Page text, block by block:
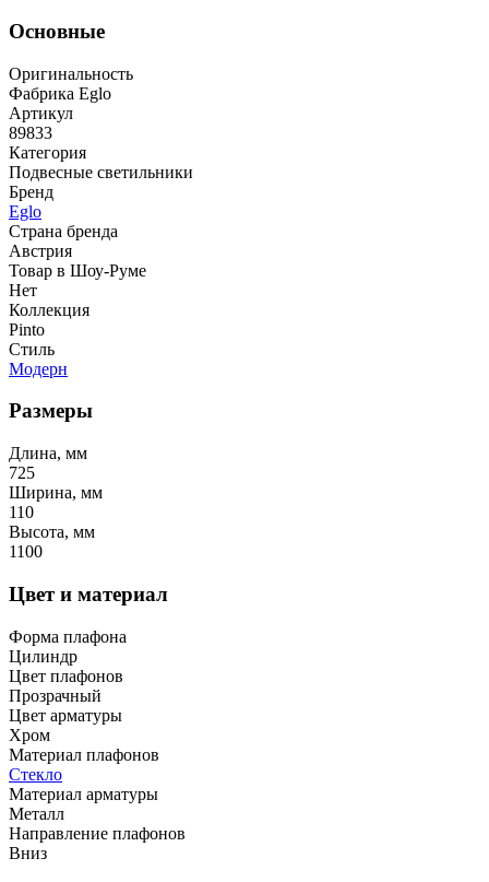
Основные
Оригинальность
Фабрика Eglo
Артикул
89833
Категория
Подвесные светильники
Бренд
Eglo
Страна бренда
Австрия
Товар в Шоу-Руме
Нет
Коллекция
Pinto
Стиль
Модерн
Размеры
Длина, мм
725
Ширина, мм
110
Высота, мм
1100
Цвет и материал
Форма плафона
Цилиндр
Цвет плафонов
Прозрачный
Цвет арматуры
Хром
Материал плафонов
Стекло
Материал арматуры
Металл
Направление плафонов
Вниз